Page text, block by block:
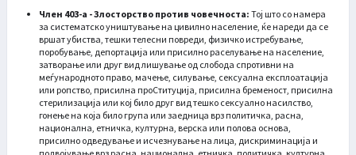
Член 403-а - Злосторство против човечноста: Тој што со намера
за систематско уништување на цивилно население, ќе нареди да се
вршат убиства, тешки телесни повреди, физичко истребување,
поробување, депортација или присилно раселување на население,
затворање или друг вид лишување од слобода спротивни на
меѓународното право, мачење, силување, сексуална експлоатација
или ропство, присилна проСтитуција, присилна бременост, присилна
стерилизација или кој било друг вид тешко сексуално насилство,
гонење на која било група или заедница врз политичка, расна,
национална, етничка, културна, верска или полова основа,
присилно одведување и исчезнување на лица, дискриминација и
подвојување врз расна, национална, етничка, политичка, културна